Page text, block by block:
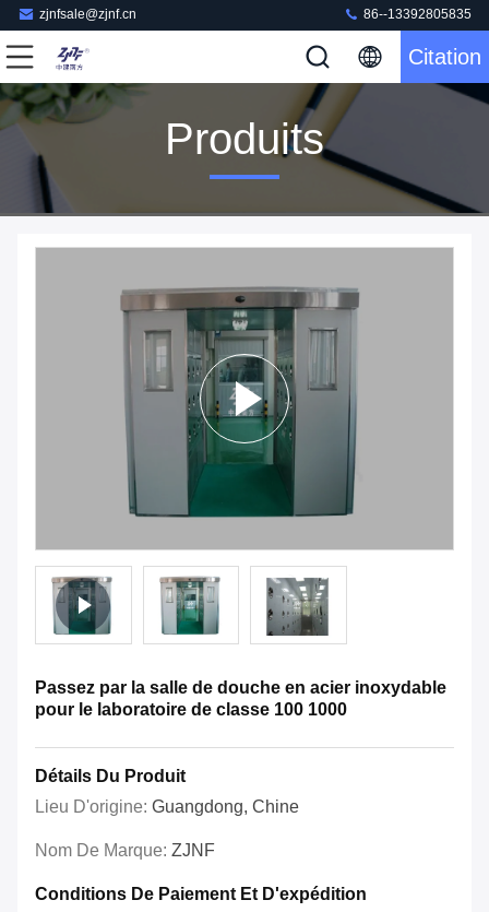
zjnfsale@zjnf.cn 86--13392805835
Citation
Produits
Passez par la salle de douche en acier inoxydable
pour le laboratoire de classe 100 1000
Détails Du Produit
Lieu D'origine: Guangdong, Chine
Nom De Marque: ZJNF
Conditions De Paiement Et D'expédition